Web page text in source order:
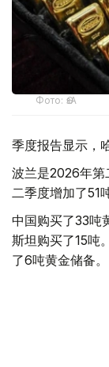
Фото: ӨзА
季度报告显示，
波兰是2026年第
二季度增加了51
中国购买了33吨
斯坦购买了15吨
了6吨黄金储备。